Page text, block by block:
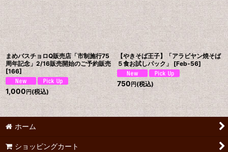
まめバスチョロQ販売店「市制施行75
周年記念」2/16販売開始のご予約販売
[166]
1,000 円 (税込)
【やきそば王子】「アラビヤン焼そば
５食お試しパック」 [Feb-56]
750 円 (税込)
ホーム
ショッピングカート